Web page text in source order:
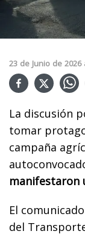
23 de Junio de 2026
La discusión
tomar
campaña
manifestaron
El
del